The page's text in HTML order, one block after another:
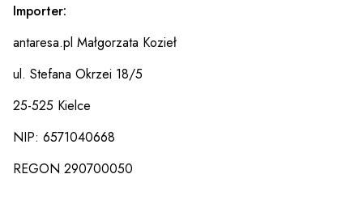
Importer:
antaresa.pl Małgorzata Kozieł
ul. Stefana Okrzei 18/5
25-525 Kielce
NIP: 6571040668
REGON 290700050